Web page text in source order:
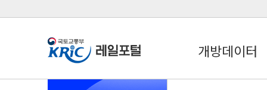
개방데이터